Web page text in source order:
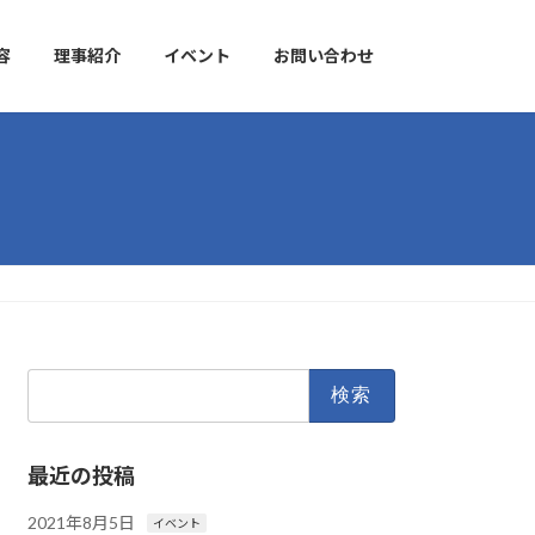
理事紹介 イベント お問い合わせ
最近の投稿
2021年8月5日 イベント